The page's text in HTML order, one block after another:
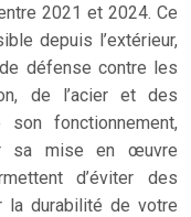
2021 et 2024. Ce
depuis l’extérieur,
défense contre les
de l’acier et des
son fonctionnement,
sa mise en œuvre
d’éviter des
la durabilité de votre